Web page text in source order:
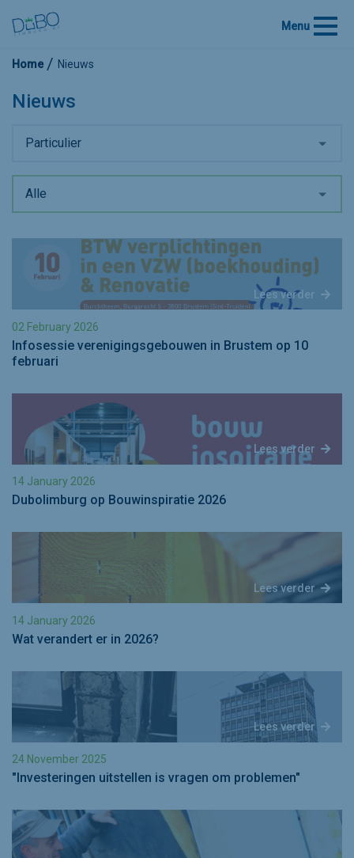
Menu
Home Nieuws
Nieuws
Particulier
Alle
Lees verder
02 February 2026
Infosessie verenigingsgebouwen in Brustem op 10
februari
Lees verder
14 January 2026
Dubolimburg op Bouwinspiratie 2026
Lees verder
14 January 2026
Wat verandert er in 2026?
Lees verder
24 November 2025
"Investeringen uitstellen is vragen om problemen"